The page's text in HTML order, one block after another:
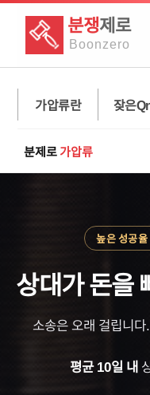
분쟁제로
Boonzero
가압류란 잦은
분제로가압류
높은 성공율
상대가 돈을
소송은 오래 걸립니
평균 10일 내